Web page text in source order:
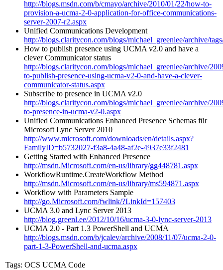
http://blogs.msdn.com/b/cmayo/archive/2010/01/22/how-to-
provision-a-ucma-2-0-application-for-office-communications-
server-2007-r2.aspx
Unified Communications Development
http://blogs.claritycon.com/blogs/michael_greenlee/archive/
How to publish presence using UCMA v2.0 and have a
clever Communicator status
http://blogs.claritycon.com/blogs/michael_greenlee/archive/
to-publish-presence-using-ucma-v2-0-and-have-a-clever-
communicator-status.aspx
Subscribe to presence in UCMA v2.0
http://blogs.claritycon.com/blogs/michael_greenlee/archive/
to-presence-in-ucma-v2-0.aspx
Unified Communications Enhanced Presence Schemas für
Microsoft Lync Server 2010
http://www.microsoft.com/downloads/en/details.aspx?
FamilyID=b5732027-f3a8-4a48-af2e-4937e33f2481
Getting Started with Enhanced Presence
http://msdn.Microsoft.com/en-us/library/gg448781.aspx
WorkflowRuntime.CreateWorkflow Method
http://msdn.Microsoft.com/en-us/library/ms594871.aspx
Workflow with Parameters Sample
http://go.Microsoft.com/fwlink/?LinkId=157403
UCMA 3.0 and Lync Server 2013
http://blog.greenl.ee/2012/10/16/ucma-3-0-lync-server-2013
UCMA 2.0 - Part 1.3 PowerShell and UCMA
http://blogs.msdn.com/b/jcalev/archive/2008/11/07/ucma-2-0-
part-1-3-PowerShell-and-ucma.aspx
Tags: OCS UCMA Code